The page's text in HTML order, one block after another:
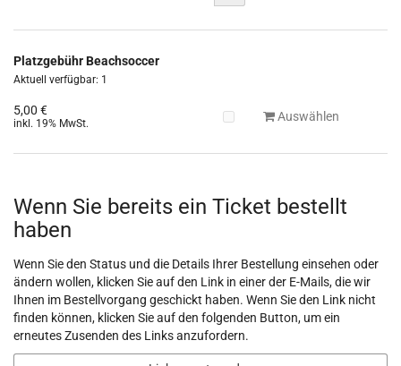
Platzgebühr Beachsoccer
Aktuell verfügbar: 1
5,00 €
inkl. 19% MwSt.
Auswählen
Wenn Sie bereits ein Ticket bestellt
haben
Wenn Sie den Status und die Details Ihrer Bestellung einsehen oder
ändern wollen, klicken Sie auf den Link in einer der E-Mails, die wir
Ihnen im Bestellvorgang geschickt haben. Wenn Sie den Link nicht
finden können, klicken Sie auf den folgenden Button, um ein
erneutes Zusenden des Links anzufordern.